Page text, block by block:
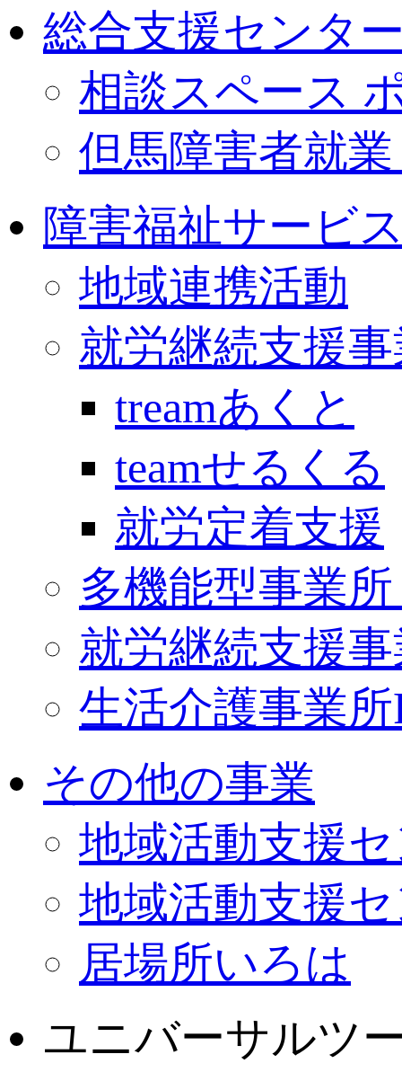
総合支援センタ
相談スペース
但馬障害者就
障害福祉サービ
地域連携活動
就労継続支援
treamあくと
teamせるくる
就労定着支援
多機能型事業
就労継続支援
生活介護事業所
その他の事業
地域活動支援
地域活動支援
居場所いろは
ユニバーサルツ